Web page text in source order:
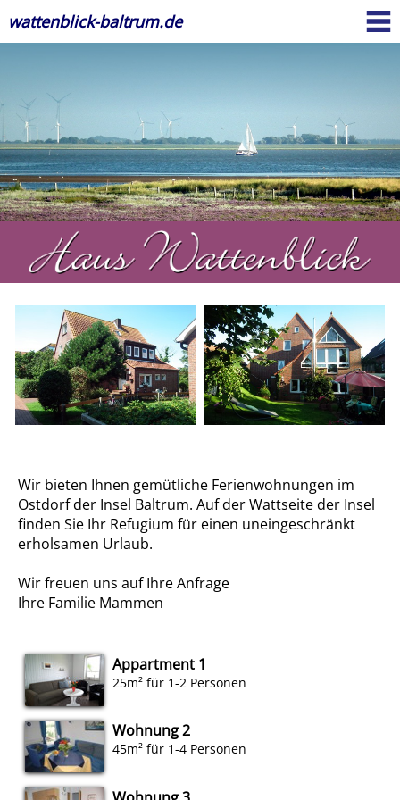
wattenblick-baltrum.de
Wir bieten Ihnen gemütliche Ferienwohnungen im
Ostdorf der Insel Baltrum. Auf der Wattseite der Insel
finden Sie Ihr Refugium für einen uneingeschränkt
erholsamen Urlaub.
Wir freuen uns auf Ihre Anfrage
Ihre Familie Mammen
Appartment 1
25m² für 1-2 Personen
Wohnung 2
45m² für 1-4 Personen